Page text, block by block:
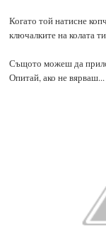
Когато той натисне
ключалките на колата
Същото можеш да
Опитай, ако не вярваш...